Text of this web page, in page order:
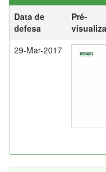
Data de
defesa
Pré-
29-Mar-2017